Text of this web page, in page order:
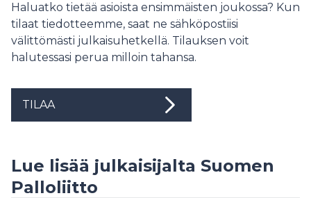
Haluatko tietää asioista ensimmäisten joukossa? Kun
tilaat tiedotteemme, saat ne sähköpostiisi
välittömästi julkaisuhetkellä. Tilauksen voit
halutessasi perua milloin tahansa.
TILAA
Lue lisää julkaisijalta Suomen
Palloliitto